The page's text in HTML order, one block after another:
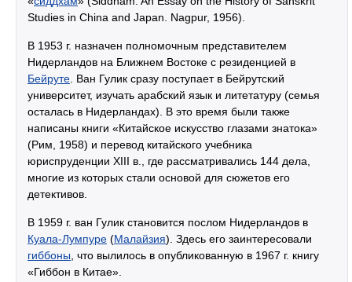
Studies in China and Japan. Nagpur, 1956).
В 1953 г. назначен полномочным представителем
Нидерландов на Ближнем Востоке с резиденцией в
Бейруте . Ван Гулик сразу поступает в Бейрутский
университет, изучать арабский язык и литетатуру (семья
осталась в Нидерландах). В это время были также
написаны книги «Китайское искусство глазами знатока»
(Рим, 1958) и перевод китайского учебника
юриспруденции XIII в., где рассматривались 144 дела,
многие из которых стали основой для сюжетов его
детективов.
В 1959 г. ван Гулик становится послом Нидерландов в
Куала-Лумпуре (Малайзия). Здесь его заинтересовали
гиббоны , что вылилось в опубликованную в 1967 г. книгу
«Гиббон в Китае».